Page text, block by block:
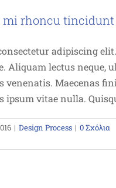
rhoncu tincidunt
adipiscing
Aliquam lectus neque,
venenatis. Maecenas
ipsum vitae nulla.
| Design Process | 0 Σχόλια